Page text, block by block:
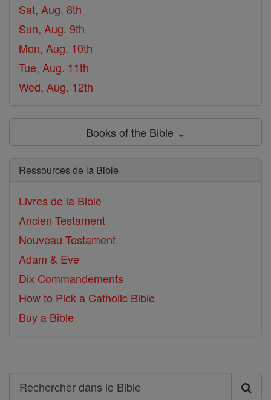
Sat, Aug. 8th
Sun, Aug. 9th
Mon, Aug. 10th
Tue, Aug. 11th
Wed, Aug. 12th
Books of the Bible ⌄
Ressources de la Bible
Livres de la Bible
Ancien Testament
Nouveau Testament
Adam & Eve
Dix Commandements
How to Pick a Catholic Bible
Buy a Bible
Search